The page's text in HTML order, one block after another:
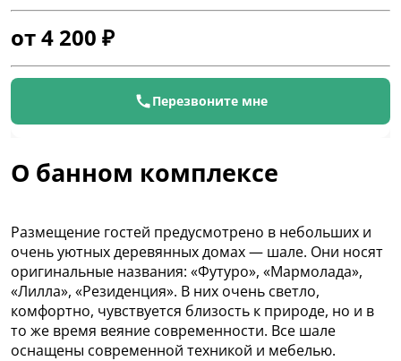
от4 200 ₽
Перезвоните мне
О банном комплексе
Размещение гостей предусмотрено в небольших и
очень уютных деревянных домах — шале. Они носят
оригинальные названия: «Футуро», «Мармолада»,
«Лилла», «Резиденция». В них очень светло,
комфортно, чувствуется близость к природе, но и в
то же время веяние современности. Все шале
оснащены современной техникой и мебелью.